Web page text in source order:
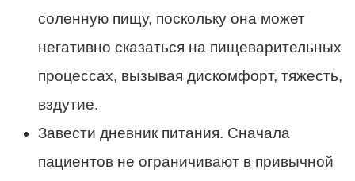
соленную пищу, поскольку она может
негативно сказаться на пищеварительных
процессах, вызывая дискомфорт, тяжесть,
вздутие.
Завести дневник питания. Сначала
пациентов не ограничивают в привычной